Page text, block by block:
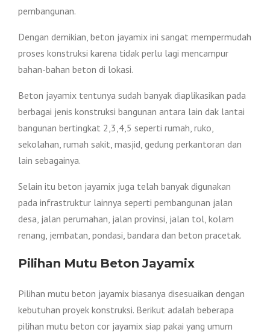
pembangunan.
Dengan demikian, beton jayamix ini sangat mempermudah
proses konstruksi karena tidak perlu lagi mencampur
bahan-bahan beton di lokasi.
Beton jayamix tentunya sudah banyak diaplikasikan pada
berbagai jenis konstruksi bangunan antara lain dak lantai
bangunan bertingkat 2,3,4,5 seperti rumah, ruko,
sekolahan, rumah sakit, masjid, gedung perkantoran dan
lain sebagainya.
Selain itu beton jayamix juga telah banyak digunakan
pada infrastruktur lainnya seperti pembangunan jalan
desa, jalan perumahan, jalan provinsi, jalan tol, kolam
renang, jembatan, pondasi, bandara dan beton pracetak.
Pilihan Mutu Beton Jayamix
Pilihan mutu beton jayamix biasanya disesuaikan dengan
kebutuhan proyek konstruksi. Berikut adalah beberapa
pilihan mutu beton cor jayamix siap pakai yang umum